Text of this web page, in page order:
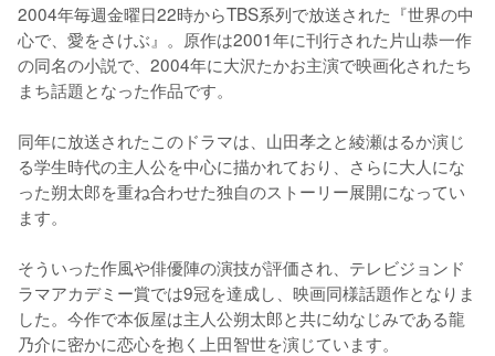
2004年毎週金曜日22時からTBS系列で放送された『世界の中
心で、愛をさけぶ』。原作は2001年に刊行された片山恭一作
の同名の小説で、2004年に大沢たかお主演で映画化されたち
まち話題となった作品です。
同年に放送されたこのドラマは、山田孝之と綾瀬はるか演じ
る学生時代の主人公を中心に描かれており、さらに大人にな
った朔太郎を重ね合わせた独自のストーリー展開になってい
ます。
そういった作風や俳優陣の演技が評価され、テレビジョンド
ラマアカデミー賞では9冠を達成し、映画同様話題作となりま
した。今作で本仮屋は主人公朔太郎と共に幼なじみである龍
乃介に密かに恋心を抱く上田智世を演じています。